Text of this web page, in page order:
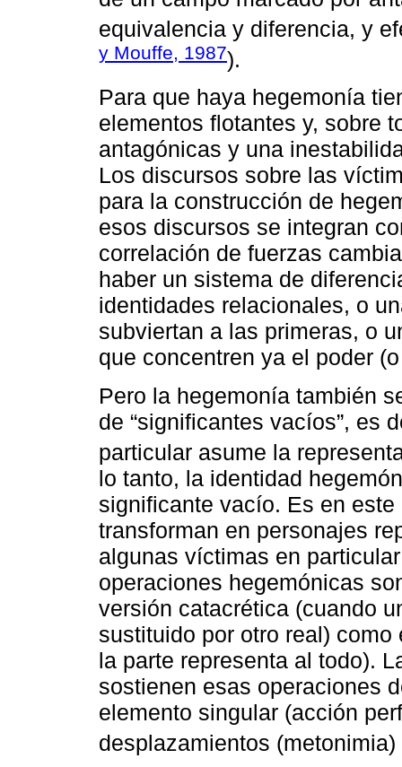
equivalencia y diferencia, y
y Mouffe, 1987).
Para que haya hegemonía
elementos flotantes y, sobre
antagónicas y una
Los discursos sobre las
para la construcción de
esos discursos se integran
correlación de fuerzas
haber un sistema de
identidades relacionales, o
subviertan a las primeras, o
que concentren ya el poder
Pero la hegemonía también
de “significantes vacíos”, es
particular asume la
lo tanto, la identidad
significante vacío. Es en
transforman en personajes
algunas víctimas en
operaciones hegemónicas
versión catacrética (cuando
sustituido por otro real)
la parte representa al todo).
sostienen esas operaciones
elemento singular (acción
desplazamientos